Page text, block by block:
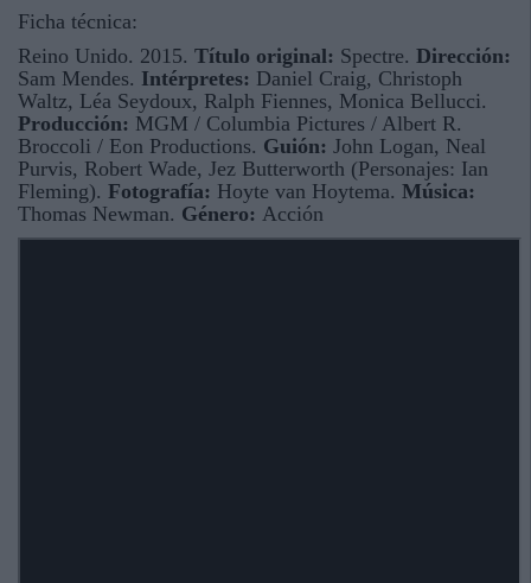
Ficha técnica:
Reino Unido. 2015. Título original: Spectre. Dirección:
Sam Mendes. Intérpretes: Daniel Craig, Christoph
Waltz, Léa Seydoux, Ralph Fiennes, Monica Bellucci.
Producción: MGM / Columbia Pictures / Albert R.
Broccoli / Eon Productions. Guión: John Logan, Neal
Purvis, Robert Wade, Jez Butterworth (Personajes: Ian
Fleming). Fotografía: Hoyte van Hoytema. Música:
Thomas Newman. Género: Acción